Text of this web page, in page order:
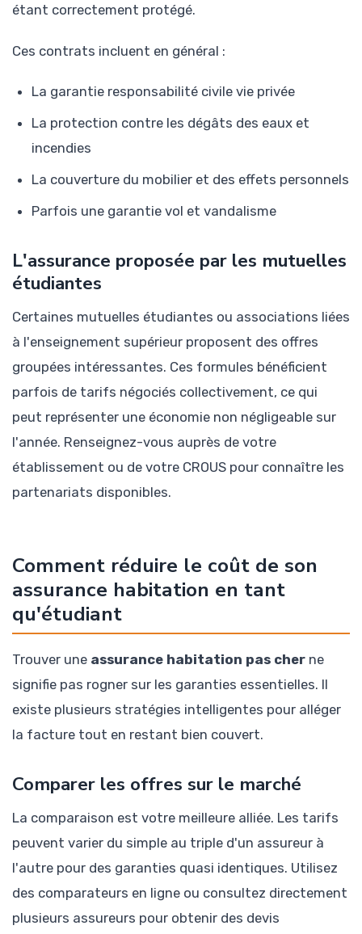
étant correctement protégé.
Ces contrats incluent en général :
La garantie responsabilité civile vie privée
La protection contre les dégâts des eaux et
incendies
La couverture du mobilier et des effets personnels
Parfois une garantie vol et vandalisme
L'assurance proposée par les mutuelles
étudiantes
Certaines mutuelles étudiantes ou associations liées
à l'enseignement supérieur proposent des offres
groupées intéressantes. Ces formules bénéficient
parfois de tarifs négociés collectivement, ce qui
peut représenter une économie non négligeable sur
l'année. Renseignez-vous auprès de votre
établissement ou de votre CROUS pour connaître les
partenariats disponibles.
Comment réduire le coût de son
assurance habitation en tant
qu'étudiant
Trouver une assurance habitation pas cher ne
signifie pas rogner sur les garanties essentielles. Il
existe plusieurs stratégies intelligentes pour alléger
la facture tout en restant bien couvert.
Comparer les offres sur le marché
La comparaison est votre meilleure alliée. Les tarifs
peuvent varier du simple au triple d'un assureur à
l'autre pour des garanties quasi identiques. Utilisez
des comparateurs en ligne ou consultez directement
plusieurs assureurs pour obtenir des devis